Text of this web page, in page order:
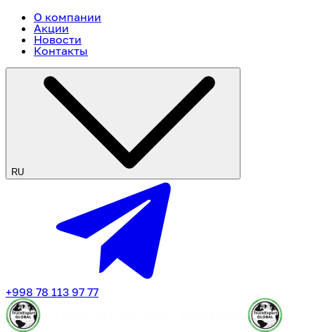
О компании
Акции
Новости
Контакты
RU
+998 78 113 97 77